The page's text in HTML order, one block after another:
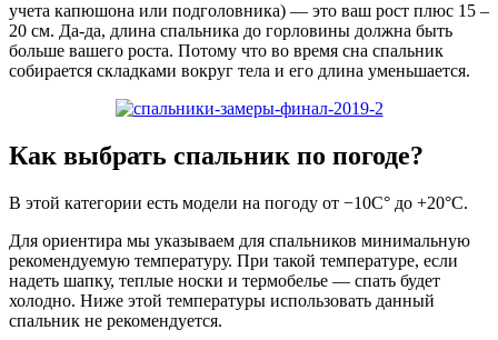
учета капюшона или подголовника) — это ваш рост плюс 15 –
20 см. Да-да, длина спальника до горловины должна быть
больше вашего роста. Потому что во время сна спальник
собирается складками вокруг тела и его длина уменьшается.
Как выбрать спальник по погоде?
В этой категории есть модели на погоду от −10С° до +20°C.
Для ориентира мы указываем для спальников минимальную
рекомендуемую температуру. При такой температуре, если
надеть шапку, теплые носки и термобелье — спать будет
холодно. Ниже этой температуры использовать данный
спальник не рекомендуется.